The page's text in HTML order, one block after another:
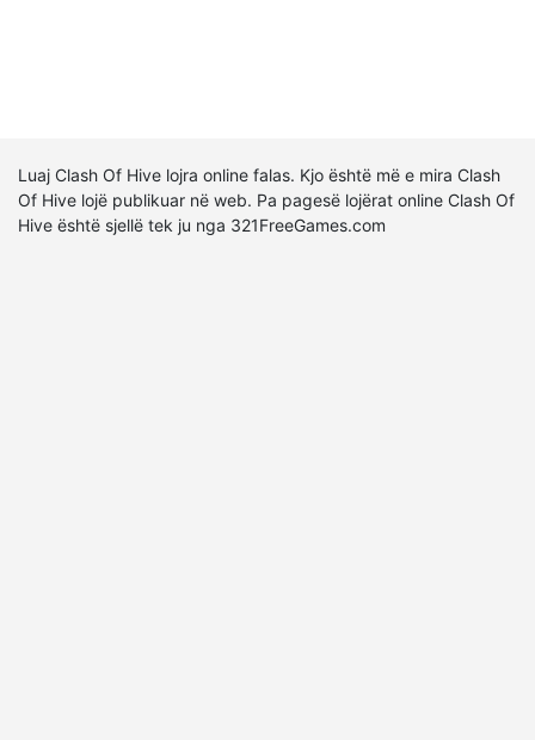
Luaj Clash Of Hive lojra online falas. Kjo është më e mira Clash
Of Hive lojë publikuar në web. Pa pagesë lojërat online Clash Of
Hive është sjellë tek ju nga 321FreeGames.com